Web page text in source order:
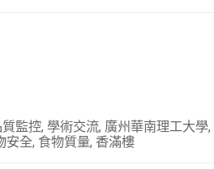
質監控, 學術交流, 廣州華南理工大學,
安全, 食物質量, 香滿樓